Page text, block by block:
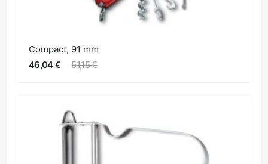
Compact, 91 mm
46,04 €
51,15 €